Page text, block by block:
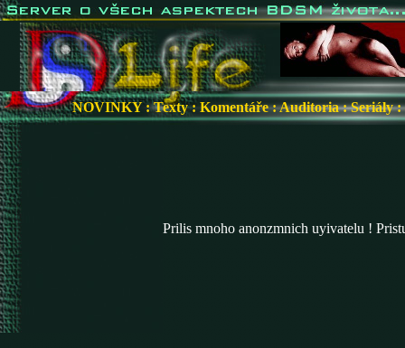
NOVINKY:Texty: Komentáře:Auditoria:Seriály:
Prilis mnoho anonzmnich uyivatelu !